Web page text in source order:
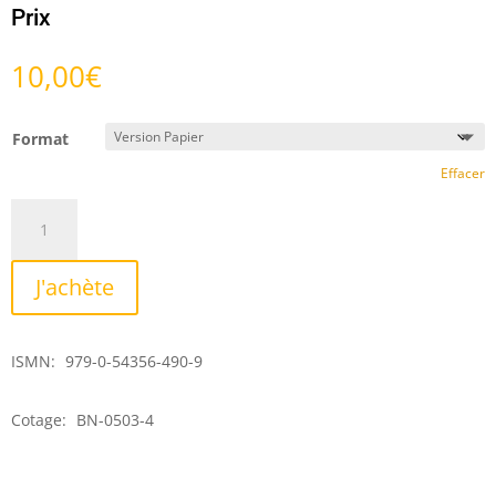
Prix
10,00€
Format
Effacer
Missa
Sancta
Cecilia
J'achète
ISMN: 979-0-54356-490-9
Cotage: BN-0503-4